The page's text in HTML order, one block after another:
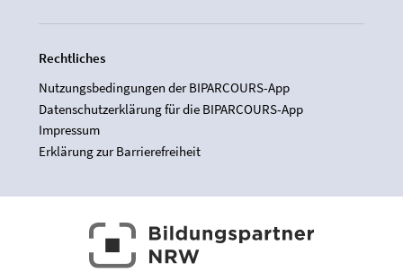
Rechtliches
Nutzungsbedingungen der BIPARCOURS-App
Datenschutzerklärung für die BIPARCOURS-App
Impressum
Erklärung zur Barrierefreiheit